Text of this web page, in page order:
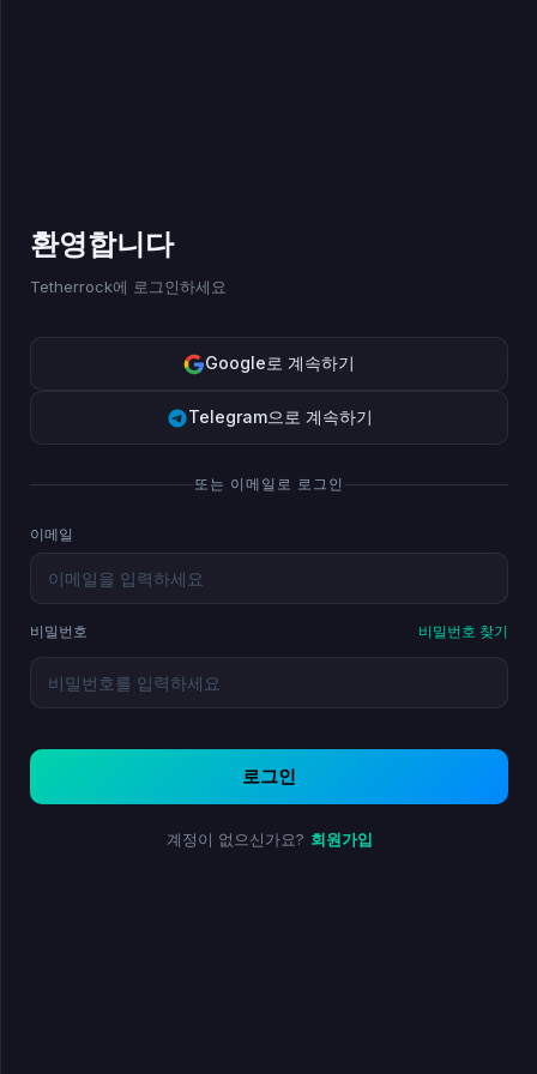
환영합니다
Tetherrock에 로그인하세요
Google로 계속하기
Telegram으로 계속하기
또는 이메일로 로그인
이메일
비밀번호 비밀번호 찾기
로그인
계정이 없으신가요? 회원가입